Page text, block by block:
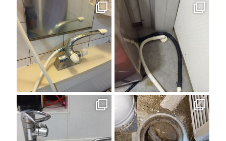
11月 29 11月 29